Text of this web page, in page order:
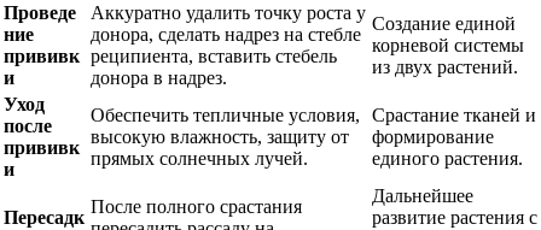
Проведе
ние
прививк
и
Аккуратно удалить точку роста у
донора, сделать надрез на стебле
реципиента, вставить стебель
донора в надрез.
Создание единой
корневой системы
из двух растений.
Уход
после
прививк
и
Обеспечить тепличные условия,
высокую влажность, защиту от
прямых солнечных лучей.
Срастание тканей и
формирование
единого растения.
Пересадк
После полного срастания
Дальнейшее
развитие растения с